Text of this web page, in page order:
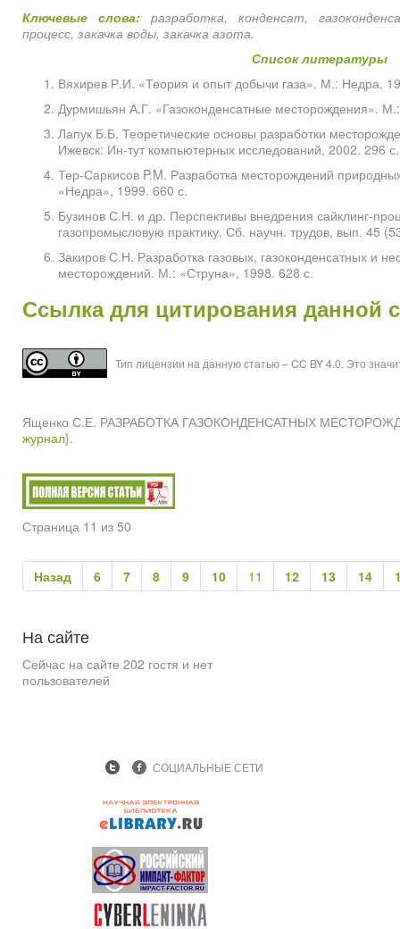
Ключевые слова: разработка, конденсат,
процесс, закачка воды, закачка азота.
Список литературы
Вяхирев Р.И. «Теория и опыт добычи газа». М.: Недра,
Дурмишьян А.Г. «Газоконденсатные месторождения».
Лапук Б.Б. Теоретические основы разработки
Ижевск: Ин-тут компьютерных исследований, 2002. 296 с.
Тер-Саркисов P.M. Разработка месторождений
«Недра», 1999. 660 с.
Бузинов С.Н. и др. Перспективы внедрения сайклинг-
газопромысловую практику. Сб. научн. трудов, вып. 45
Закиров С.Н. Разработка газовых, газоконденсатных и
месторождений. М.: «Струна», 1998. 628 с.
Ссылка для цитирования данной
Тип лицензии на данную статью – CC BY 4.0. Это
Ященко С.Е. РАЗРАБОТКА ГАЗОКОНДЕНСАТНЫХ
журнал}.
Страница 11 из 50
Назад 6 7 8 9 10 11 12 13 14
На сайте
Сейчас на сайте 202 гостя и нет
пользователей
СОЦИАЛЬНЫЕ СЕТИ